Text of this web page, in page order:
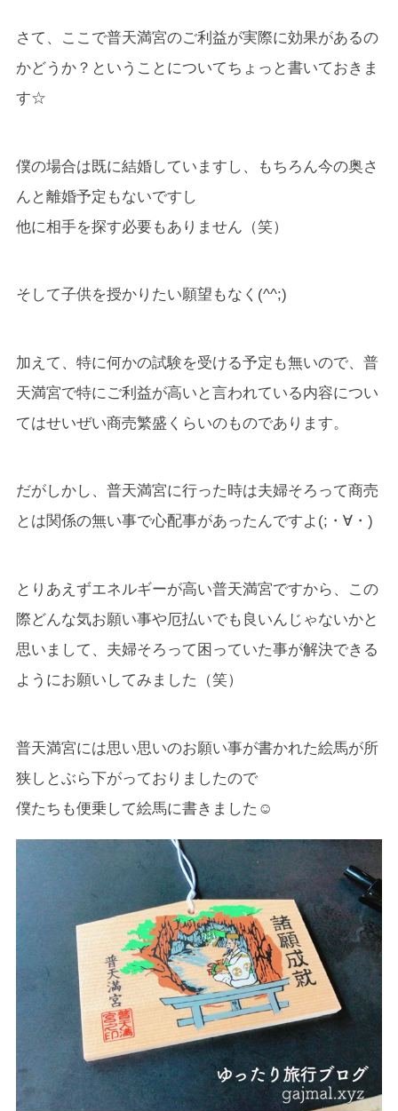
さて、ここで普天満宮のご利益が実際に効果があるの
かどうか？ということについてちょっと書いておきま
す☆
僕の場合は既に結婚していますし、もちろん今の奥さ
んと離婚予定もないですし
他に相手を探す必要もありません（笑）
そして子供を授かりたい願望もなく(^^;)
加えて、特に何かの試験を受ける予定も無いので、普
天満宮で特にご利益が高いと言われている内容につい
てはせいぜい商売繁盛くらいのものであります。
だがしかし、普天満宮に行った時は夫婦そろって商売
とは関係の無い事で心配事があったんですよ(;・∀・)
とりあえずエネルギーが高い普天満宮ですから、この
際どんな気お願い事や厄払いでも良いんじゃないかと
思いまして、夫婦そろって困っていた事が解決できる
ようにお願いしてみました（笑）
普天満宮には思い思いのお願い事が書かれた絵馬が所
狭しとぶら下がっておりましたので
僕たちも便乗して絵馬に書きました☺